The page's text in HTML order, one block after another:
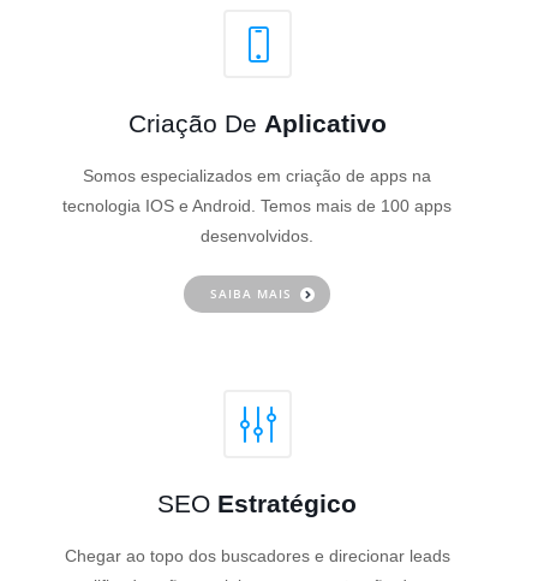
Criação De Aplicativo
Somos especializados em criação de apps na
tecnologia IOS e Android. Temos mais de 100 apps
desenvolvidos.
SAIBA MAIS
SEO Estratégico
Chegar ao topo dos buscadores e direcionar leads